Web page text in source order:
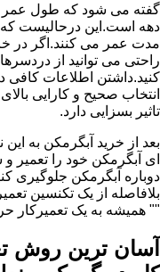
گفته می شود که طول عمر
دهه است.این درحالیست که
مدت عمر می کنند.اگر در
راحتی می توانید از
کنید.داشتن اطلاعات
انتخاب صحیح و کارایی
تاثیر بسزایی دارد.
بعد از خرید آبگرمکن به
ای آبگرمکن خود را تعمیر
دوباره آبگرمکن جلوگیری
بلافاصله از یک تکنسین
"" همیشه به یک تعمیرکار
آسان ترین روش